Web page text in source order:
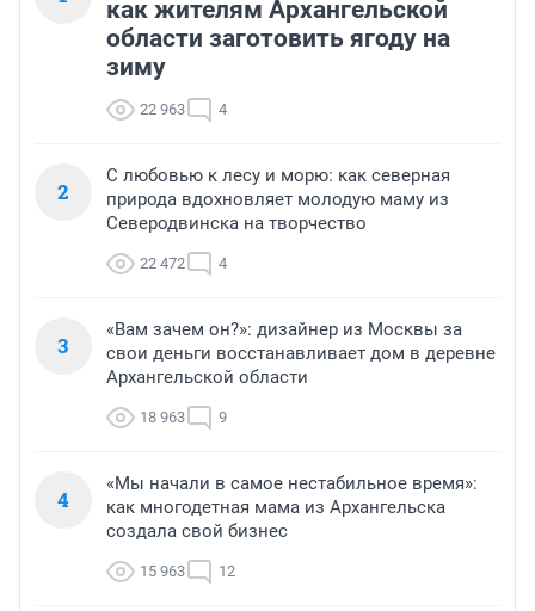
как жителям Архангельской
области заготовить ягоду на
зиму
22 963 4
2
С любовью к лесу и морю: как северная
природа вдохновляет молодую маму из
Северодвинска на творчество
22 472 4
3
«Вам зачем он?»: дизайнер из Москвы за
свои деньги восстанавливает дом в деревне
Архангельской области
18 963 9
4
«Мы начали в самое нестабильное время»:
как многодетная мама из Архангельска
создала свой бизнес
15 963 12